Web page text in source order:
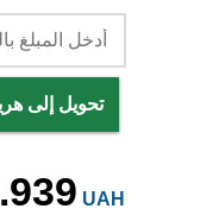
تحويل إلى
UAH